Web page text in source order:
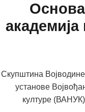
академија
Скупштина
установе
културе (ВАНУК)